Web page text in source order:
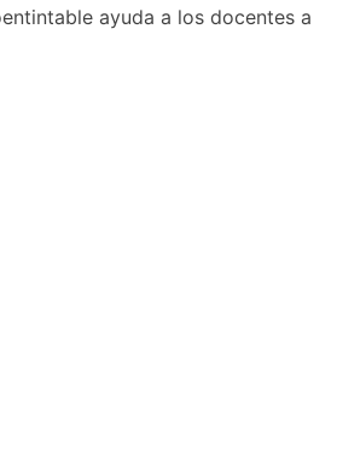
ayuda a los docentes a